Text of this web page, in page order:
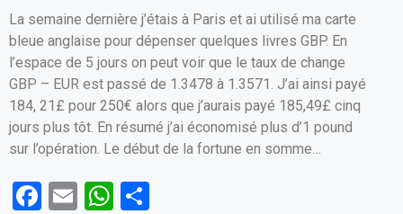
b
o
o
k
s
A
p
p
g
er
La semaine dernière j’étais à Paris et ai utilisé ma carte
bleue anglaise pour dépenser quelques livres GBP. En
l’espace de 5 jours on peut voir que le taux de change
GBP – EUR est passé de 1.3478 à 1.3571. J’ai ainsi payé
184, 21£ pour 250€ alors que j’aurais payé 185,49£ cinq
jours plus tôt. En résumé j’ai économisé plus d’1 pound
sur l’opération. Le début de la fortune en somme…
F
E
W